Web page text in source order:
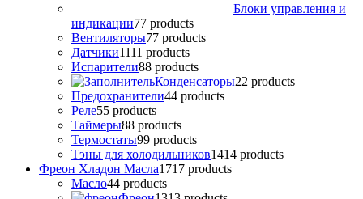
Блоки управления и
индикации77 products
Вентиляторы77 products
Датчики1111 products
Испарители88 products
Конденсаторы22 products
Предохранители44 products
Реле55 products
Таймеры88 products
Термостаты99 products
Тэны для холодильников1414 products
Фреон Хладон Масла1717 products
Масло44 products